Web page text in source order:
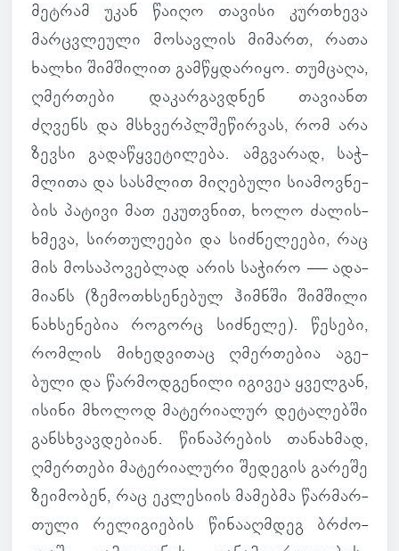
მეტ­რამ უკან წაიღო თა­ვისი კურ­თხევა
მარ­ცვლე­ული მო­სავ­ლის მი­მართ, რათა
ხალხი შიმ­ში­ლით გამ­წყდა­რიყო. თუმ­ცაღა,
ღმერ­თები და­კარ­გავ­დნენ თა­ვი­ანთ
ძღვენს და მსხვერ­პლშე­წირ­ვას, რომ არა
ზევსი გა­და­წყვე­ტი­ლება. ამ­გვა­რად, საჭ­
მლითა და სასმლით მი­ღე­ბული სი­ა­მოვ­ნე­
ბის პა­ტივი მათ ეკუთ­ვნით, ხოლო ძა­ლის­
ხმევა, სირ­თუ­ლე­ები და სიძ­ნე­ლე­ები, რაც
მის მო­სა­პო­ვებ­ლად არის სა­ჭირო — ადა­
მი­ანს (ზემ­ოთხსე­ნე­ბულ ჰიმნში შიმ­შილი
ნახ­სე­ნე­ბია რო­გორც სიძ­ნელე). წე­სები,
რომ­ლის მი­ხედ­ვი­თაც ღმერ­თე­ბია აგე­
ბული და წარ­მოდ­გე­ნილი იგი­ვეა ყველ­გან,
ისინი მხო­ლოდ მა­ტე­რი­ა­ლურ დე­ტა­ლებში
გან­სხვავ­დე­ბიან. წი­ნაპ­რე­ბის თა­ნახ­მად,
ღმერ­თები მა­ტე­რი­ა­ლური შე­დე­გის გა­რეშე
ზე­ი­მო­ბენ, რაც ეკ­ლე­სიის მა­მებმა წარ­მარ­
თული რე­ლი­გი­ე­ბის წი­ნა­აღ­მდეგ ბრძო­